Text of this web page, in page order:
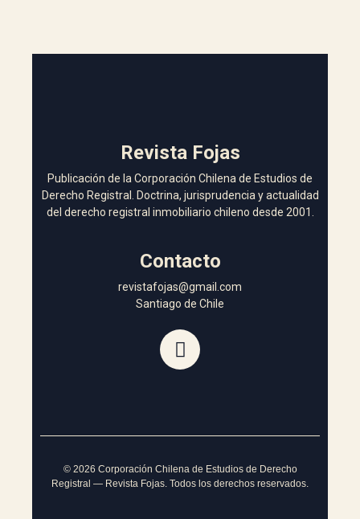
Revista Fojas
Publicación de la Corporación Chilena de Estudios de
Derecho Registral. Doctrina, jurisprudencia y actualidad
del derecho registral inmobiliario chileno desde 2001.
Contacto
revistafojas@gmail.com
Santiago de Chile
© 2026 Corporación Chilena de Estudios de Derecho
Registral — Revista Fojas. Todos los derechos reservados.